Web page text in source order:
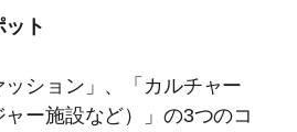
ット
ッション」、「カルチャー
ャー施設など）」の3つのコ